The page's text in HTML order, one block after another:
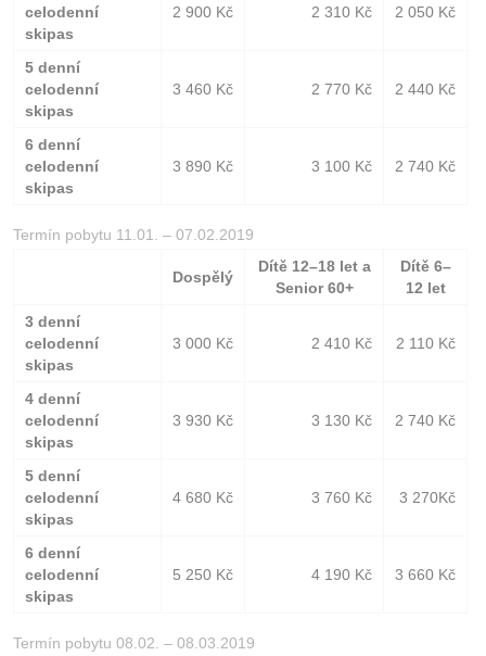
celodenní
skipas
2 900 Kč 2 310 Kč 2 050 Kč
5 denní
celodenní
skipas
3 460 Kč 2 770 Kč 2 440 Kč
6 denní
celodenní
skipas
3 890 Kč 3 100 Kč 2 740 Kč
Termín pobytu 11.01. – 07.02.2019
Dospělý
Dítě 12–18 let a
Senior 60+
Dítě 6–
12 let
3 denní
celodenní
skipas
3 000 Kč 2 410 Kč 2 110 Kč
4 denní
celodenní
skipas
3 930 Kč 3 130 Kč 2 740 Kč
5 denní
celodenní
skipas
4 680 Kč 3 760 Kč 3 270Kč
6 denní
celodenní
skipas
5 250 Kč 4 190 Kč 3 660 Kč
Termín pobytu 08.02. – 08.03.2019